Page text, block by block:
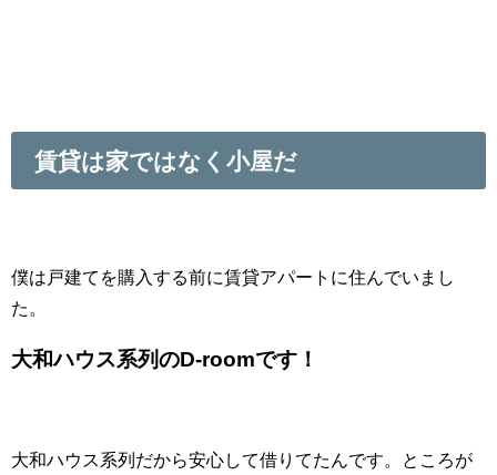
賃貸は家ではなく小屋だ
僕は戸建てを購入する前に賃貸アパートに住んでいまし
た。
大和ハウス系列のD-roomです！
大和ハウス系列だから安心して借りてたんです。ところが